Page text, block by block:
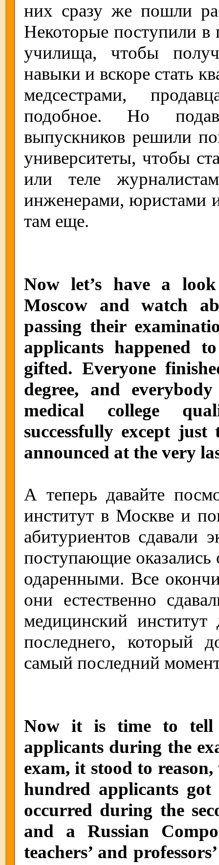
них сразу же пошли
Некоторые поступили в
училища, чтобы
навыки и вскоре стать
медсестрами,
подобное. Но
выпускников решили
университеты, чтобы
или теле
инженерами, юристами
там еще.
Now let’s have a
Moscow and watch
passing their
applicants happened
gifted. Everyone
degree, and
medical college
successfully except
announced at the very
А теперь давайте
институт в Москве и
абитуриентов сдавали
поступающие оказались
одаренными. Все
они естественно
медицинский
последнего, который
самый последний
Now it is time to tell
applicants during the
exam, it stood to
hundred applicants
occurred during the
and a Russian
teachers’ and